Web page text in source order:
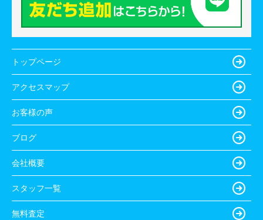
トップページ
アクセスマップ
お客様の声
ブログ
会社概要
スタッフ一覧
無料査定